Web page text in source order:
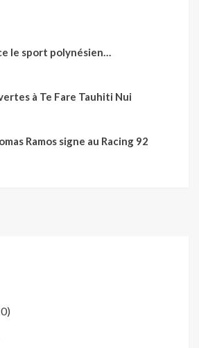
le sport polynésien…
à Te Fare Tauhiti Nui
Ramos signe au Racing 92